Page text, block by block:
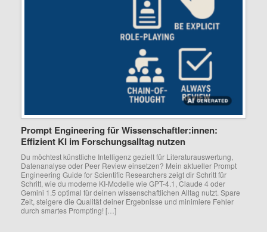
Prompt Engineering für Wissenschaftler:innen:
Effizient KI im Forschungsalltag nutzen
Du möchtest künstliche Intelligenz gezielt für Literaturauswertung,
Datenanalyse oder Peer Review einsetzen? Mein aktueller Prompt
Engineering Guide for Scientific Researchers zeigt dir Schritt für
Schritt, wie du moderne KI-Modelle wie GPT-4.1, Claude 4 oder
Gemini 1.5 optimal für deinen wissenschaftlichen Alltag nutzt. Spare
Zeit, steigere die Qualität deiner Ergebnisse und minimiere Fehler
durch smartes Prompting! […]